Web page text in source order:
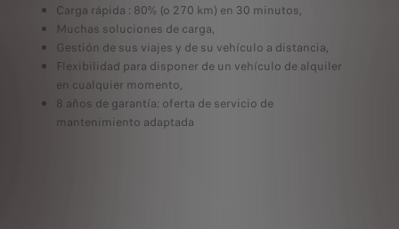
Carga rápida : 80%
Con cargadores de 100kW. El tiempo de
(o 270 km) en 30 minutos,
Muchas soluciones de carga,
Gestión de sus viajes y de su vehículo a distancia,
Flexibilidad para disponer de un vehículo de alquiler
en cualquier momento,
8 años de garantía: oferta de servicio de
mantenimiento adaptada